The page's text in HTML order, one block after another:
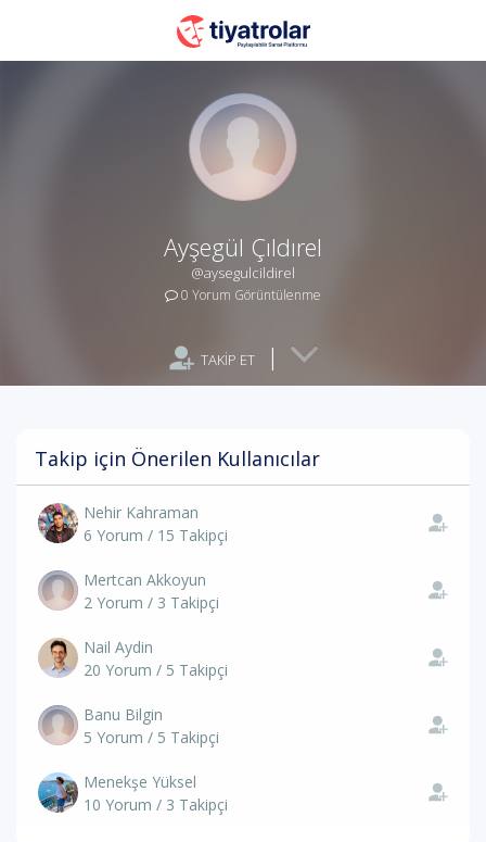
Ayşegül Çıldırel
@aysegulcildirel
0 Yorum Görüntülenme
TAKİP ET |
Takip için Önerilen Kullanıcılar
Nehir Kahraman
6 Yorum / 15 Takipçi
Mertcan Akkoyun
2 Yorum / 3 Takipçi
Nail Aydin
20 Yorum / 5 Takipçi
Banu Bilgin
5 Yorum / 5 Takipçi
Menekşe Yüksel
10 Yorum / 3 Takipçi